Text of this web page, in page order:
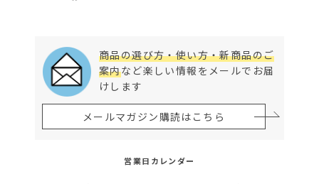
商品の選び方・使い方・新商品のご
案内など楽しい情報をメールでお届
けします
メールマガジン購読はこちら
営業日カレンダー